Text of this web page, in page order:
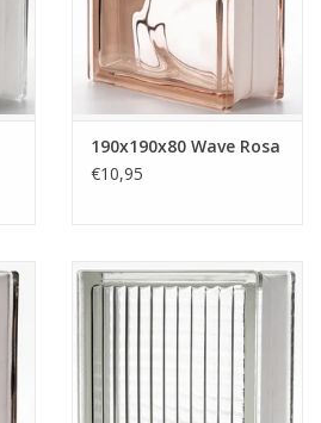
190x190x80 Wave Rosa
€10,95